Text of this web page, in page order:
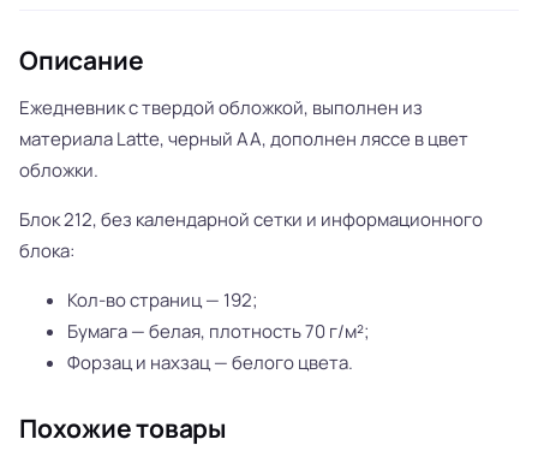
Описание
Ежедневник с твердой обложкой, выполнен из
материала Latte, черный АА, дополнен ляссе в цвет
обложки.
Блок 212, без календарной сетки и информационного
блока:
Кол-во страниц — 192;
Бумага — белая, плотность 70 г/м²;
Форзац и нахзац — белого цвета.
Похожие товары